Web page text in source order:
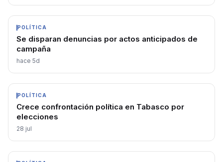
POLÍTICA
Se disparan denuncias por actos anticipados de
campaña
hace 5d
POLÍTICA
Crece confrontación política en Tabasco por
elecciones
28 jul